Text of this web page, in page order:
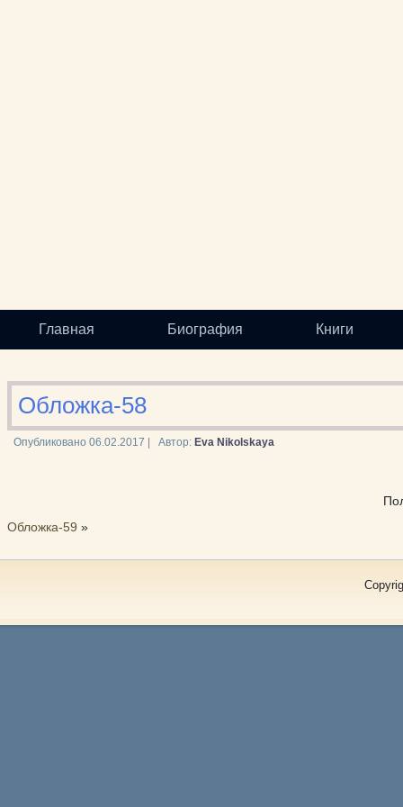
Главная Биография Книги
Обложка-58
Опубликовано 06.02.2017 Автор: Eva Nikolskaya
Обложка-59 »